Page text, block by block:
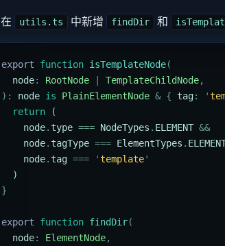
在 utils.ts 中新增 findDir 和
export function isTemplateNode(
  node
: RootNode TemplateChildNode,
):
node is PlainElementNode & { tag: '
  return
(
    node
. type === NodeTypes . ELEMENT &&
    node
. tagType === ElementTypes .
    node
. tag === 'template'
  )
}
export function findDir(
  node
: ElementNode,